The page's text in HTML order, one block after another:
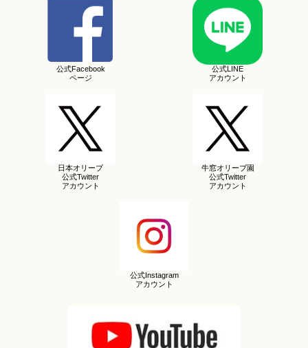
公式Facebook
ページ
公式LINE
アカウント
日本オリーブ
公式Twitter
アカウント
牛窓オリーブ園
公式Twitter
アカウント
公式Instagram
アカウント